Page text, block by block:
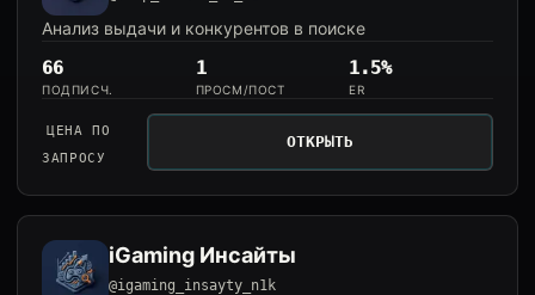
Анализ выдачи и конкурентов в поиске
66
ПОДПИСЧ.
1
ПРОСМ/ПОСТ
1.5%
ER
ЦЕНА ПО
ЗАПРОСУ
ОТКРЫТЬ
iGaming Инсайты
@igaming_insayty_n1k